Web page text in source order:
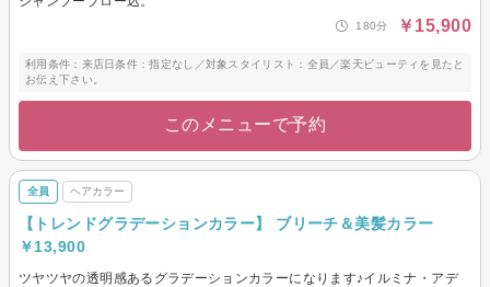
180分 ￥15,900
利用条件：来店日条件：指定なし／対象スタイリスト：全員／楽天ビューティを見たと
お伝え下さい。
このメニューで予約
全員 ヘアカラー
【トレンドグラデーションカラー】 ブリーチ＆美髪カラー
￥13,900
ツヤツヤの透明感あるグラデーションカラーになります♪イルミナ・アデ